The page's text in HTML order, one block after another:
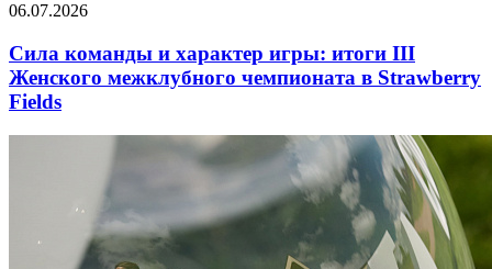
06.07.2026
Сила команды и характер игры: итоги III
Женского межклубного чемпионата в Strawberry
Fields